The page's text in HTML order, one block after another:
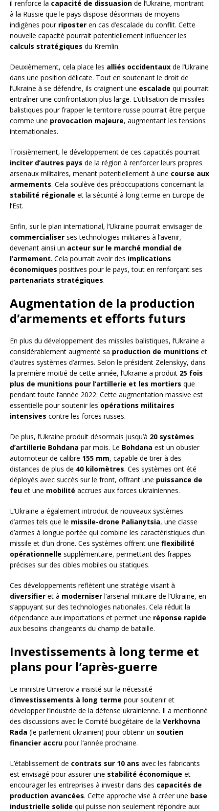
il renforce la capacité de dissuasion de l’Ukraine, montrant
à la Russie que le pays dispose désormais de moyens
indigènes pour riposter en cas d’escalade du conflit. Cette
nouvelle capacité pourrait potentiellement influencer les
calculs stratégiques du Kremlin.
Deuxièmement, cela place les alliés occidentaux de l’Ukraine
dans une position délicate. Tout en soutenant le droit de
l’Ukraine à se défendre, ils craignent une escalade qui pourrait
entraîner une confrontation plus large. L’utilisation de missiles
balistiques pour frapper le territoire russe pourrait être perçue
comme une provocation majeure, augmentant les tensions
internationales.
Troisièmement, le développement de ces capacités pourrait
inciter d’autres pays de la région à renforcer leurs propres
arsenaux militaires, menant potentiellement à une course aux
armements. Cela soulève des préoccupations concernant la
stabilité régionale et la sécurité à long terme en Europe de
l’Est.
Enfin, sur le plan international, l’Ukraine pourrait envisager de
commercialiser ses technologies militaires à l’avenir,
devenant ainsi un acteur sur le marché mondial de
l’armement. Cela pourrait avoir des implications
économiques positives pour le pays, tout en renforçant ses
partenariats stratégiques.
Augmentation de la production
d’armements et efforts futurs
En plus du développement des missiles balistiques, l’Ukraine a
considérablement augmenté sa production de munitions et
d’autres systèmes d’armes. Selon le président Zelenskyy, dans
la première moitié de cette année, l’Ukraine a produit 25 fois
plus de munitions pour l’artillerie et les mortiers que
pendant toute l’année 2022. Cette augmentation massive est
essentielle pour soutenir les opérations militaires
intensives contre les forces russes.
De plus, l’Ukraine produit désormais jusqu’à 20 systèmes
d’artillerie Bohdana par mois. Le Bohdana est un obusier
automoteur de calibre 155 mm, capable de tirer à des
distances de plus de 40 kilomètres. Ces systèmes ont été
déployés avec succès sur le front, offrant une puissance de
feu et une mobilité accrues aux forces ukrainiennes.
L’Ukraine a également introduit de nouveaux systèmes
d’armes tels que le missile-drone Palianytsia, une classe
d’armes à longue portée qui combine les caractéristiques d’un
missile et d’un drone. Ces systèmes offrent une flexibilité
opérationnelle supplémentaire, permettant des frappes
précises sur des cibles mobiles ou statiques.
Ces développements reflètent une stratégie visant à
diversifier et à moderniser l’arsenal militaire de l’Ukraine, en
s’appuyant sur des technologies nationales. Cela réduit la
dépendance aux importations et permet une réponse rapide
aux besoins changeants du champ de bataille.
Investissements à long terme et
plans pour l’après-guerre
Le ministre Umierov a insisté sur la nécessité
d’investissements à long terme pour soutenir et
développer l’industrie de la défense ukrainienne. Il a mentionné
des discussions avec le Comité budgétaire de la Verkhovna
Rada (le parlement ukrainien) pour obtenir un soutien
financier accru pour l’année prochaine.
L’établissement de contrats sur 10 ans avec les fabricants
est envisagé pour assurer une stabilité économique et
encourager les entreprises à investir dans des capacités de
production avancées. Cette approche vise à créer une base
industrielle solide qui puisse non seulement répondre aux